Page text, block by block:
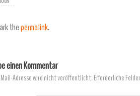
thepermalink.
einen Kommentar
Mail-Adresse wird nicht veröffentlicht.Erforderliche